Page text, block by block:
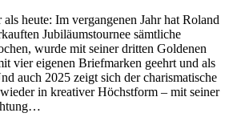
heute: Im vergangenen Jahr hat Roland
Jubiläumstournee sämtliche
wurde mit seiner dritten Goldenen
vier eigenen Briefmarken geehrt und als
auch 2025 zeigt sich der charismatische
in kreativer Höchstform – mit seiner